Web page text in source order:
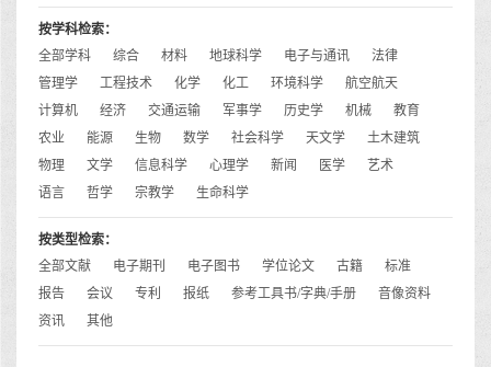
按学科检索：
全部学科
综合 材料 地球科学 电子与通讯
法律
管理学
工程技术 化学 化工 环境科学
航空航天
计算机
经济 交通运输 军事学 历史学 机械
教育
农业
能源 生物 数学 社会科学 天文学
土木建筑
物理
文学 信息科学 心理学 新闻 医学
艺术
语言
哲学 宗教学 生命科学
按类型检索：
全部文献
电子期刊 电子图书 学位论文 古籍
标准
报告
会议 专利 报纸 参考工具书/字典/手册
音像资料
资讯
其他